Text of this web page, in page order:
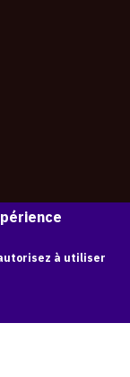
à utiliser